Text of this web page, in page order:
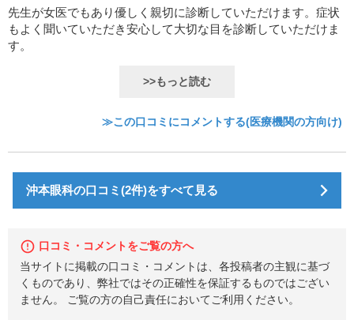
先生が女医でもあり優しく親切に診断していただけます。症状
もよく聞いていただき安心して大切な目を診断していただけま
す。
>>もっと読む
≫この口コミにコメントする(医療機関の方向け)
沖本眼科の口コミ(2件)をすべて見る
口コミ・コメントをご覧の方へ
当サイトに掲載の口コミ・コメントは、各投稿者の主観に基づ
くものであり、弊社ではその正確性を保証するものではござい
ません。 ご覧の方の自己責任においてご利用ください。